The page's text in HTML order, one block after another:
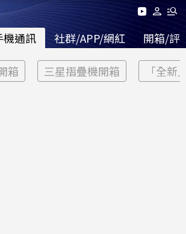
機通訊 社群/APP/網紅 開箱/評
箱 三星摺疊機開箱 「全新